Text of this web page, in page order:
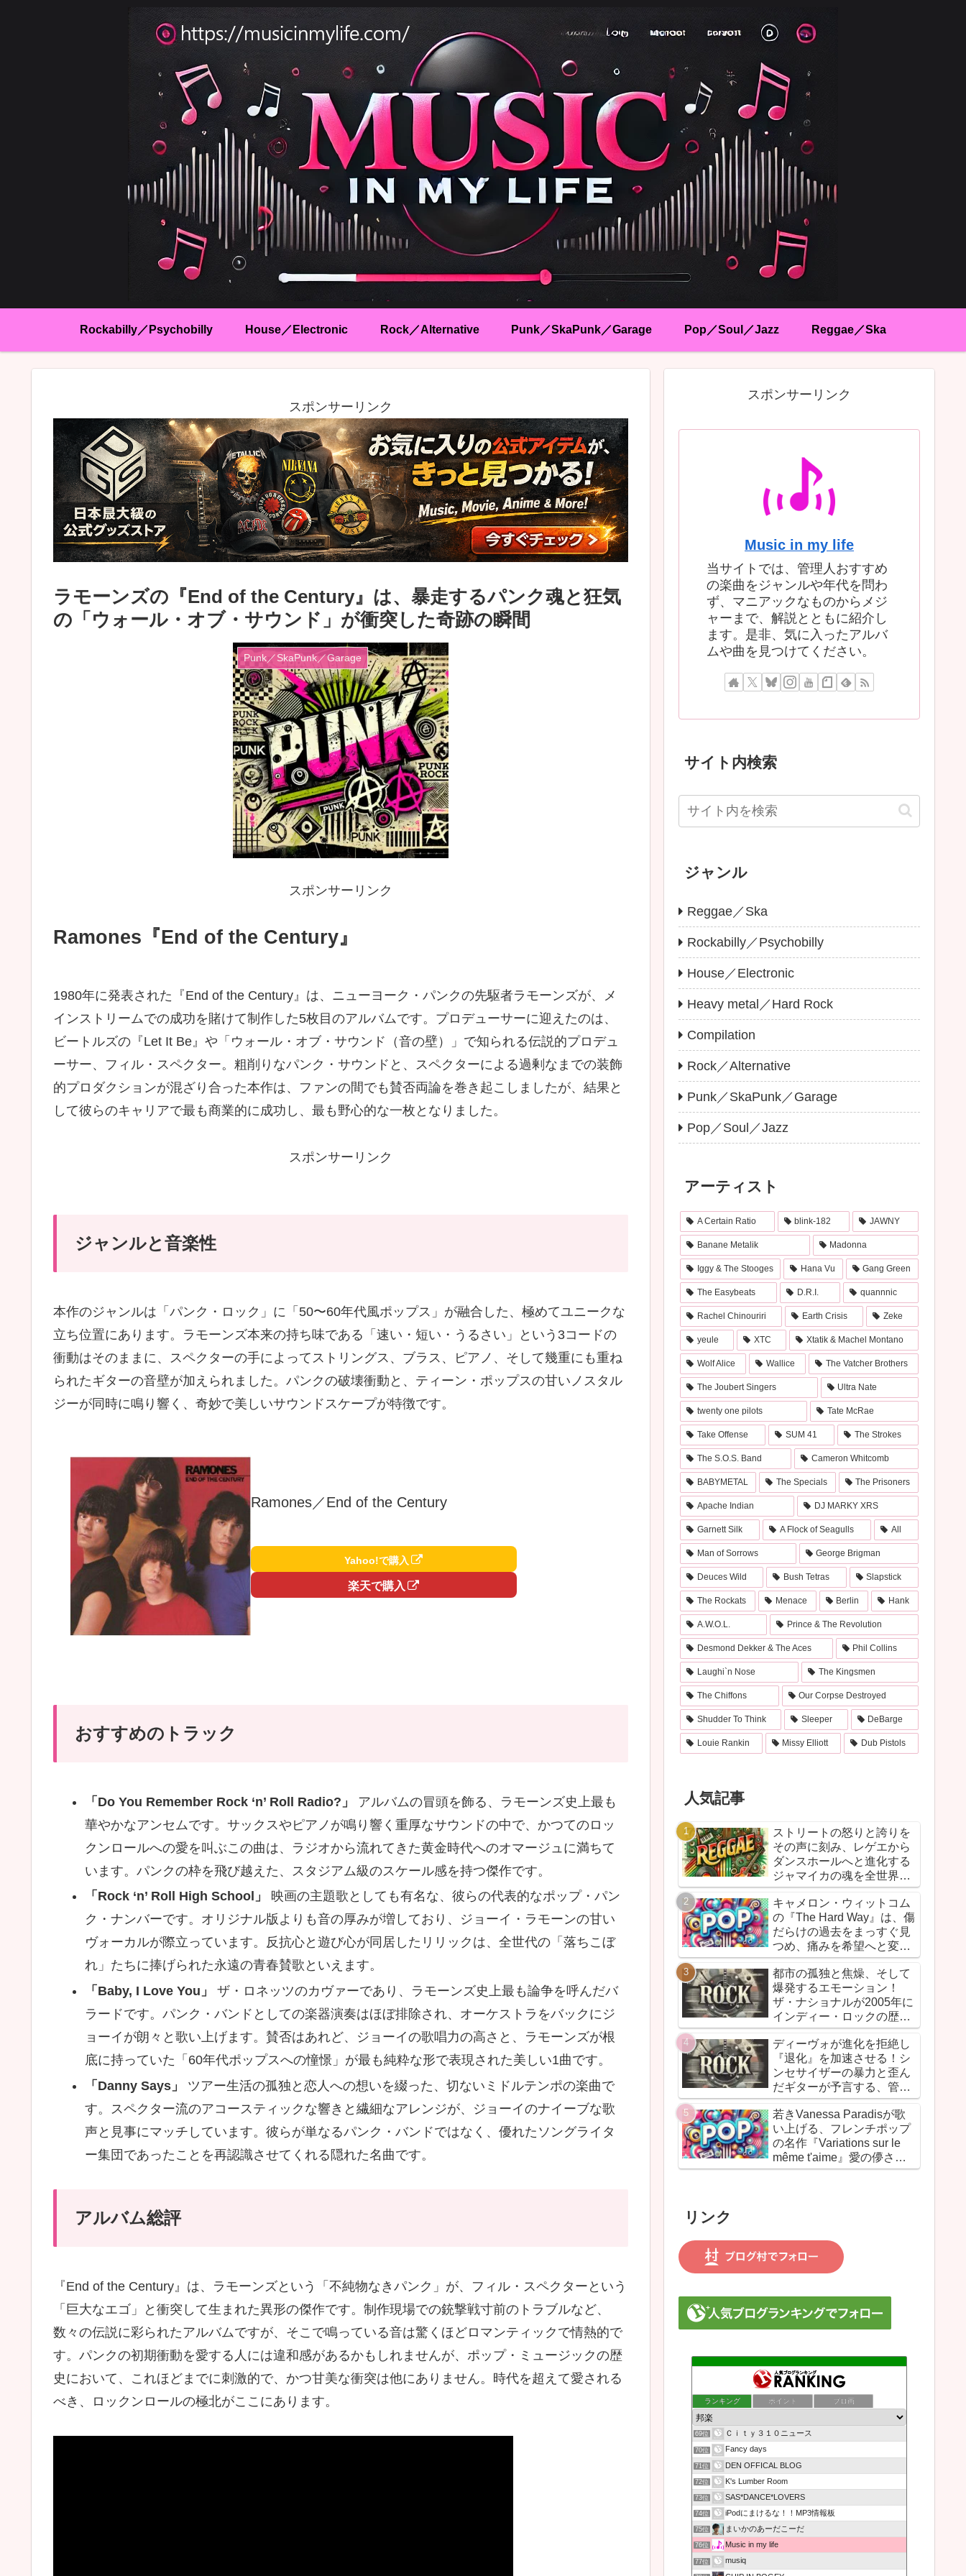
Rockabilly／Psychobilly House／Electronic Rock／Alternative Punk／SkaPunk／Garage Pop／Soul／Jazz Reggae／Ska
スポンサーリンク
ラモーンズの『End of the Century』は、暴走するパンク魂と狂気
の「ウォール・オブ・サウンド」が衝突した奇跡の瞬間
Punk／SkaPunk／Garage
スポンサーリンク
Ramones『End of the Century』
1980年に発表された『End of the Century』は、ニューヨーク・パンクの先駆者ラモーンズが、メ
インストリームでの成功を賭けて制作した5枚目のアルバムです。プロデューサーに迎えたのは、
ビートルズの『Let It Be』や「ウォール・オブ・サウンド（音の壁）」で知られる伝説的プロデュ
ーサー、フィル・スペクター。粗削りなパンク・サウンドと、スペクターによる過剰なまでの装飾
的プロダクションが混ざり合った本作は、ファンの間でも賛否両論を巻き起こしましたが、結果と
して彼らのキャリアで最も商業的に成功し、最も野心的な一枚となりました。
スポンサーリンク
ジャンルと音楽性
本作のジャンルは「パンク・ロック」に「50〜60年代風ポップス」が融合した、極めてユニークな
立ち位置にあります。ラモーンズ本来の持ち味である「速い・短い・うるさい」という3コードの
衝動はそのままに、スペクターの手によってストリングス、ブラス、ピアノ、そして幾重にも重ね
られたギターの音壁が加えられました。パンクの破壊衝動と、ティーン・ポップスの甘いノスタル
ジーが同時に鳴り響く、奇妙で美しいサウンドスケープが特徴です。
Ramones／End of the Century
Yahoo!で購入
楽天で購入
おすすめのトラック
「Do You Remember Rock ‘n’ Roll Radio?」
アルバムの冒頭を飾る、ラモーンズ史上最も
華やかなアンセムです。サックスやピアノが鳴り響く重厚なサウンドの中で、かつてのロッ
クンロールへの愛を叫ぶこの曲は、ラジオから流れてきた黄金時代へのオマージュに満ちて
います。パンクの枠を飛び越えた、スタジアム級のスケール感を持つ傑作です。
「Rock ‘n’ Roll High School」
映画の主題歌としても有名な、彼らの代表的なポップ・パン
ク・ナンバーです。オリジナル版よりも音の厚みが増しており、ジョーイ・ラモーンの甘い
ヴォーカルが際立っています。反抗心と遊び心が同居したリリックは、全世代の「落ちこぼ
れ」たちに捧げられた永遠の青春賛歌といえます。
「Baby, I Love You」
ザ・ロネッツのカヴァーであり、ラモーンズ史上最も論争を呼んだバ
ラードです。パンク・バンドとしての楽器演奏はほぼ排除され、オーケストラをバックにジ
ョーイが朗々と歌い上げます。賛否はあれど、ジョーイの歌唱力の高さと、ラモーンズが根
底に持っていた「60年代ポップスへの憧憬」が最も純粋な形で表現された美しい1曲です。
「Danny Says」
ツアー生活の孤独と恋人への想いを綴った、切ないミドルテンポの楽曲で
す。スペクター流のアコースティックな響きと繊細なアレンジが、ジョーイのナイーブな歌
声と見事にマッチしています。彼らが単なるパンク・バンドではなく、優れたソングライタ
ー集団であったことを再認識させてくれる隠れた名曲です。
アルバム総評
『End of the Century』は、ラモーンズという「不純物なきパンク」が、フィル・スペクターという
「巨大なエゴ」と衝突して生まれた異形の傑作です。制作現場での銃撃戦寸前のトラブルなど、
数々の伝説に彩られたアルバムですが、そこで鳴っている音は驚くほどロマンティックで情熱的で
す。パンクの初期衝動を愛する人には違和感があるかもしれませんが、ポップ・ミュージックの歴
史において、これほどまでに刺激的で、かつ甘美な衝突は他にありません。時代を超えて愛される
べき、ロックンロールの極北がここにあります。
スポンサーリンク
Music in my life
当サイトでは、管理人おすすめ
の楽曲をジャンルや年代を問わ
ず、マニアックなものからメジ
ャーまで、解説とともに紹介し
ます。是非、気に入ったアルバ
ムや曲を見つけてください。
サイト内検索
ジャンル
Reggae／Ska
Rockabilly／Psychobilly
House／Electronic
Heavy metal／Hard Rock
Compilation
Rock／Alternative
Punk／SkaPunk／Garage
Pop／Soul／Jazz
アーティスト
A Certain Ratio blink-182 JAWNY
Banane Metalik Madonna
Iggy & The Stooges Hana Vu Gang Green
The Easybeats D.R.I. quannnic
Rachel Chinouriri Earth Crisis Zeke
yeule XTC Xtatik & Machel Montano
Wolf Alice Wallice The Vatcher Brothers
The Joubert Singers Ultra Nate
twenty one pilots Tate McRae
Take Offense SUM 41 The Strokes
The S.O.S. Band Cameron Whitcomb
BABYMETAL The Specials The Prisoners
Apache Indian DJ MARKY XRS
Garnett Silk A Flock of Seagulls All
Man of Sorrows George Brigman
Deuces Wild Bush Tetras Slapstick
The Rockats Menace Berlin Hank
A.W.O.L. Prince & The Revolution
Desmond Dekker & The Aces Phil Collins
Laughi`n Nose The Kingsmen
The Chiffons Our Corpse Destroyed
Shudder To Think Sleeper DeBarge
Louie Rankin Missy Elliott Dub Pistols
人気記事
ストリートの怒りと誇りを
その声に刻み、レゲエから
ダンスホールへと進化する
ジャマイカの魂を全世界に
響かせた衝撃作！バウンテ
ィ・キラーが放つ『Bounty
Killer』は、貧者の代弁者と
しての信念と、爆音でしか
語れないリアルな真実を詰
め込んだ決定的アルバムだ
キャメロン・ウィットコム
の『The Hard Way』は、傷
だらけの過去をまっすぐ見
つめ、痛みを希望へと変換
した“再生のドキュメン
ト”！カントリーとフォーク
を軸に、荒削りな衝動と繊
細な感情が交差するサウン
ドは、人生の遠回りさえも
価値ある物語へと昇華して
いく
都市の孤独と焦燥、そして
爆発するエモーション！
ザ・ナショナルが2005年に
インディー・ロックの歴史
に刻んだ傑作『Alligator』
ディーヴォが進化を拒絶し
『退化』を加速させる！シ
ンセサイザーの暴力と歪ん
だギターが予言する、管理
社会の滑稽な未来
――『Duty Now for the
Future』こそがニューウェ
イヴの真実である
若きVanessa Paradisが歌
い上げる、フレンチポップ
の名作『Variations sur le
même t'aime』愛の儚さと
美しさが、詩的に響きわた
リンク
ランキング ポイント ブロ画
69位 Ｃｉｔｙ３１０ニュース
70位 Fancy days
71位 DEN OFFICAL BLOG
72位 K's Lumber Room
73位 SAS*DANCE*LOVERS
74位 iPodにまけるな！！MP3情報板
75位 まいかのあーだこーだ
76位 Music in my life
77位 musiq